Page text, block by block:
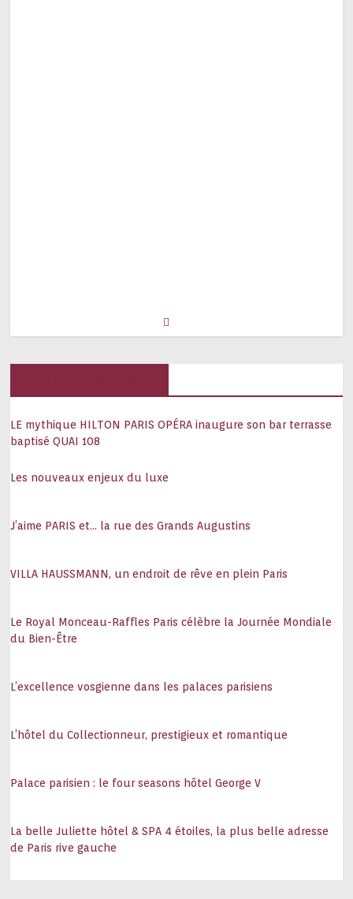
LE mythique HILTON PARIS OPÉRA inaugure son bar terrasse
baptisé QUAI 108
Les nouveaux enjeux du luxe
J’aime PARIS et… la rue des Grands Augustins
VILLA HAUSSMANN, un endroit de rêve en plein Paris
Le Royal Monceau-Raffles Paris célèbre la Journée Mondiale
du Bien-Être
L’excellence vosgienne dans les palaces parisiens
L’hôtel du Collectionneur, prestigieux et romantique
Palace parisien : le four seasons hôtel George V
La belle Juliette hôtel & SPA 4 étoiles, la plus belle adresse
de Paris rive gauche